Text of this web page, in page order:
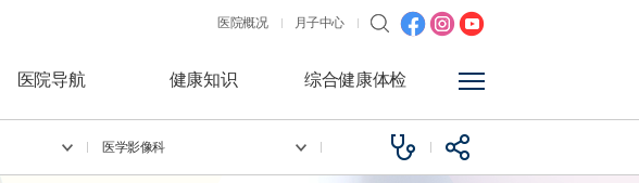
医院概况 月子中心
医院导航 健康知识 综合健康体检
医学影像科